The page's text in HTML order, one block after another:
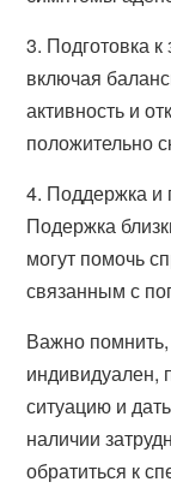
3. Подготовка
включая
активность и
положительно
4. Поддержка и
Подержка
могут помочь
связанным с
Важно
индивидуален,
ситуацию и
наличии
обратиться к